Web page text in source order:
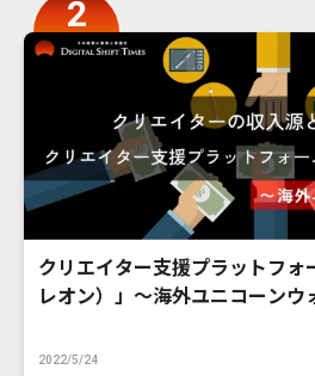
クリエイター支援プラットフ
レオン）」〜海外ユニコーンウ
2022/5/24